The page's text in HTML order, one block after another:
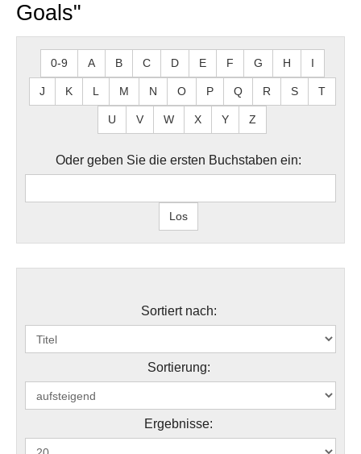
Goals"
0-9 A B C D E F G H I
J K L M N O P Q R S T
U V W X Y Z
Oder geben Sie die ersten Buchstaben ein:
Sortiert nach:
Sortierung:
Ergebnisse: